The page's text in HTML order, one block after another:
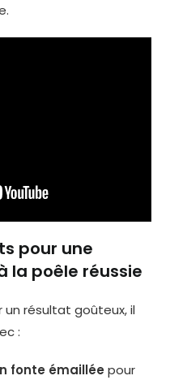
pour une
la poêle réussie
résultat goûteux, il
:
fonte émaillée pour